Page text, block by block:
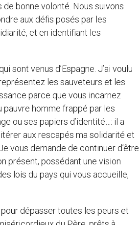
bonne volonté. Nous suivons
aux défis posés par les
et en identifiant les
sont venus d’Espagne. J’ai voulu
les sauveteurs et les
parce que vous incarnez
pauvre homme frappé par les
ou ses papiers d’identité…: il a
aux rescapés ma solidarité et
vous demande de continuer d’être
présent, possédant une vision
lois du pays qui vous accueille,
dépasser toutes les peurs et